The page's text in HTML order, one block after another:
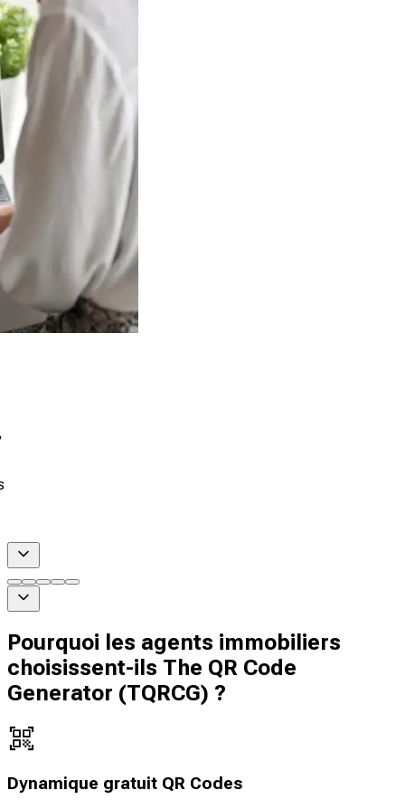
Pourquoi les agents immobiliers
choisissent-ils The QR Code
Generator (TQRCG) ?
Dynamique gratuit QR Codes